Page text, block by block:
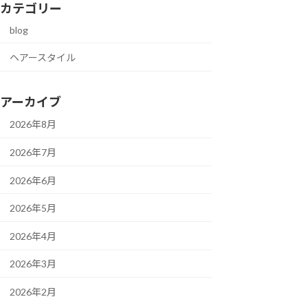
カテゴリー
blog
ヘアースタイル
アーカイブ
2026年8月
2026年7月
2026年6月
2026年5月
2026年4月
2026年3月
2026年2月